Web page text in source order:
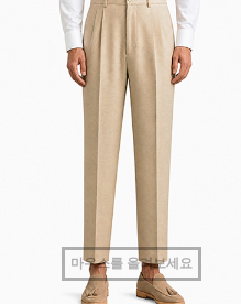
마우스를 올려보세요